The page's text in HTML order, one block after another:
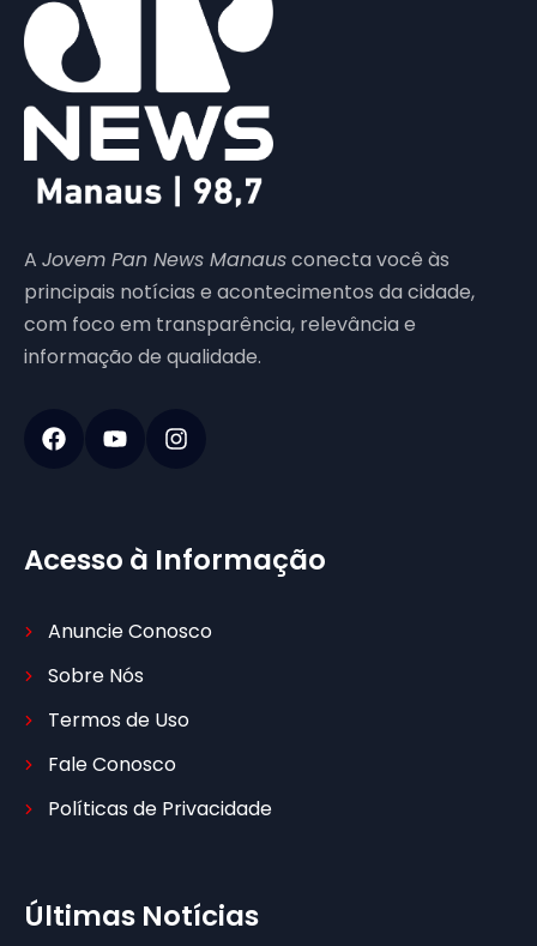
A Jovem Pan News Manausconecta você às
principais notícias e acontecimentos da cidade,
com foco em transparência, relevância e
informação de qualidade.
Acesso à Informação
Anuncie Conosco
Sobre Nós
Termos de Uso
Fale Conosco
Políticas de Privacidade
Últimas Notícias